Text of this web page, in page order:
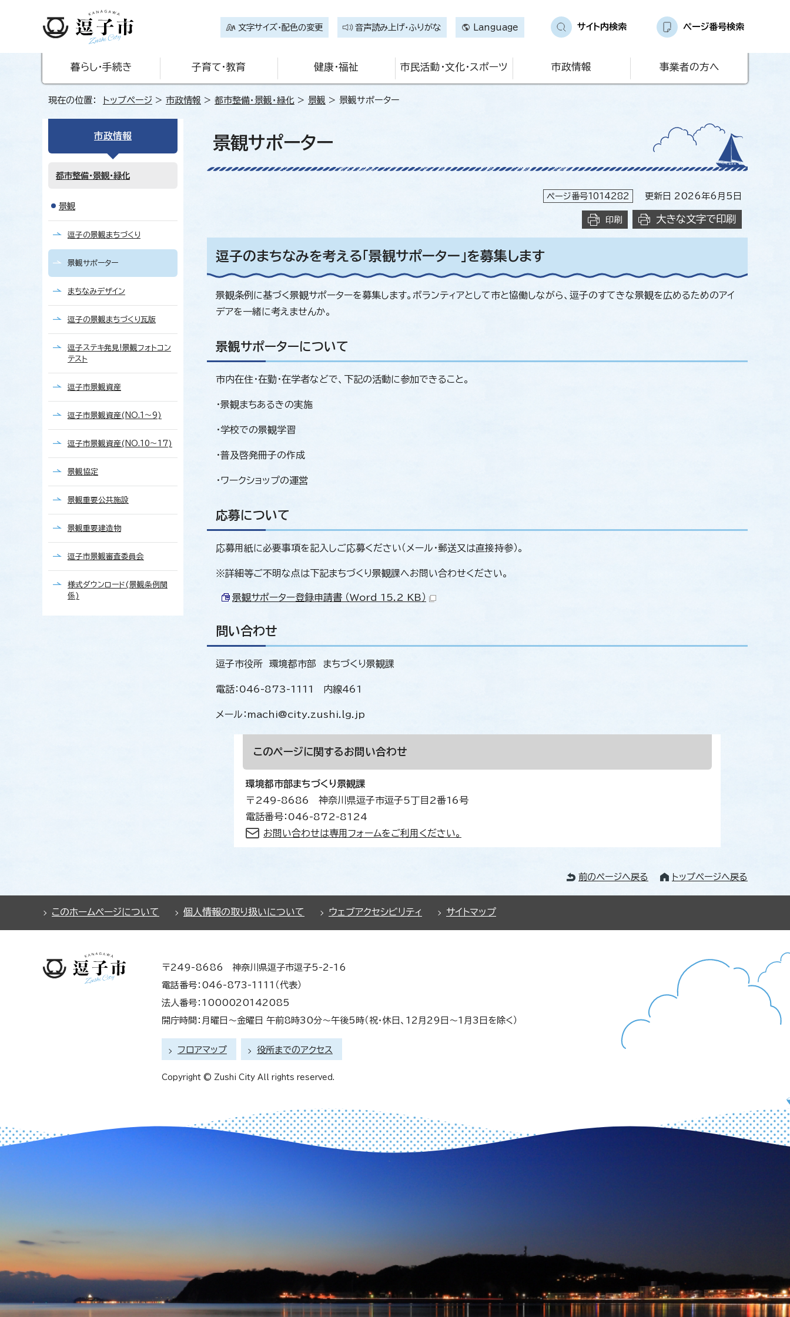
文字サイズ・配色の変更 音声読み上げ・ふりがな Language サイト内検索 ページ番号検索
暮らし・手続き 子育て・教育 健康・福祉 市民活動・文化・スポーツ 市政情報 事業者の方へ
現在の位置： トップページ > 市政情報 > 都市整備・景観・緑化 > 景観 > 景観サポーター
景観サポーター
ページ番号1014282 更新日 2026年6月5日
印刷 大きな文字で印刷
逗子のまちなみを考える「景観サポーター」を募集します
景観条例に基づく景観サポーターを募集します。ボランティアとして市と協働しながら、逗子のすてきな景観を広めるためのアイ
デアを一緒に考えませんか。
景観サポーターについて
市内在住・在勤・在学者などで、下記の活動に参加できること。
・景観まちあるきの実施
・学校での景観学習
・普及啓発冊子の作成
・ワークショップの運営
応募について
応募用紙に必要事項を記入しご応募ください（メール・郵送又は直接持参）。
※詳細等ご不明な点は下記まちづくり景観課へお問い合わせください。
景観サポーター登録申請書 （Word 15.2 KB）
問い合わせ
逗子市役所 環境都市部 まちづくり景観課
電話：046-873-1111 内線461
メール：machi@city.zushi.lg.jp
このページに関するお問い合わせ
環境都市部まちづくり景観課
〒249-8686 神奈川県逗子市逗子5丁目2番16号
電話番号：046-872-8124
お問い合わせは専用フォームをご利用ください。
市政情報
都市整備・景観・緑化
景観
逗子の景観まちづくり
景観サポーター
まちなみデザイン
逗子の景観まちづくり瓦版
逗子ステキ発見!景観フォトコン
テスト
逗子市景観資産
逗子市景観資産(NO.1～9)
逗子市景観資産(NO.10～17)
景観協定
景観重要公共施設
景観重要建造物
逗子市景観審査委員会
様式ダウンロード(景観条例関
係)
前のページへ戻る トップページへ戻る
このホームページについて 個人情報の取り扱いについて ウェブアクセシビリティ サイトマップ
〒249-8686 神奈川県逗子市逗子5-2-16
電話番号：046-873-1111（代表）
法人番号：1000020142085
開庁時間：月曜日～金曜日 午前8時30分～午後5時（祝・休日、12月29日～1月3日を除く）
フロアマップ 役所までのアクセス
Copyright © Zushi City All rights reserved.